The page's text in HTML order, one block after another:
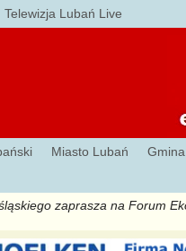
Telewizja Lubań Live
Miasto Lubań
zaprasza na Forum